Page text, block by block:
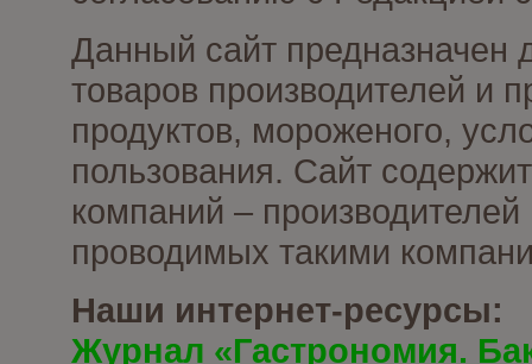
Данный сайт предназначен
товаров производителей и
продуктов, мороженого,
пользования. Сайт
компаний –
проводимых такими
Наши интернет-ресурсы:
Журнал «Гастрономия.